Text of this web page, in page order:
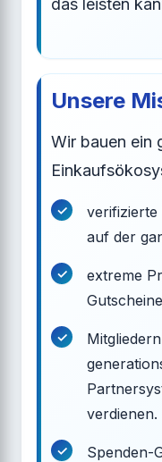
das leisten
Unsere
Wir bauen ein
verifizierte
auf der
extreme
verdienen.
Spenden-